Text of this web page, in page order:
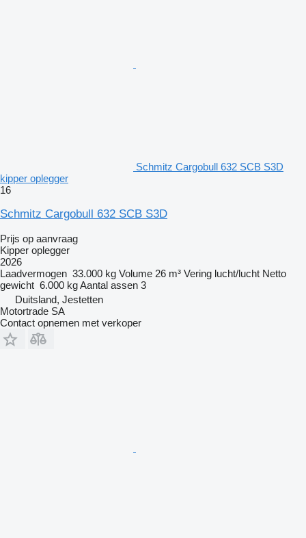
Schmitz Cargobull 632 SCB S3D
kipper oplegger
16
Schmitz Cargobull 632 SCB S3D
Prijs op aanvraag
Kipper oplegger
2026
Laadvermogen 33.000 kg Volume 26 m³ Vering lucht/lucht Netto
gewicht 6.000 kgAantal assen 3
Duitsland, Jestetten
Motortrade SA
Contact opnemen met verkoper